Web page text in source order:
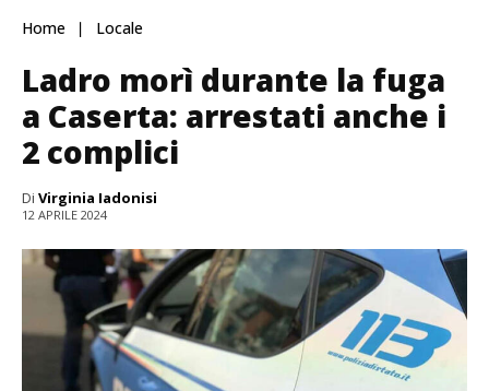
Home Locale
Ladro morì durante la fuga
a Caserta: arrestati anche i
2 complici
Di Virginia Iadonisi
12 APRILE 2024